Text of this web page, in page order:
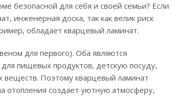
безопасной для себя и своей семьи? Если
инженерная доска, так как велик риск
обладает кварцевый ламинат.
для первого). Оба являются
пищевых продуктов, детскую посуду,
Поэтому кварцевый ламинат
отопления создает уютную атмосферу,